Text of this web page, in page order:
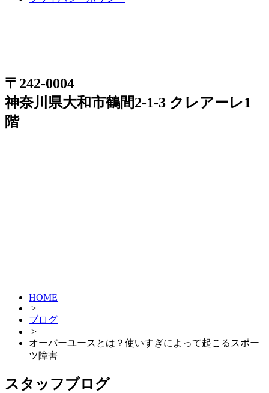
〒242-0004
神奈川県大和市鶴間2-1-3 クレアーレ1
階
HOME
>
ブログ
>
オーバーユースとは？使いすぎによって起こるスポー
ツ障害
スタッフブログ